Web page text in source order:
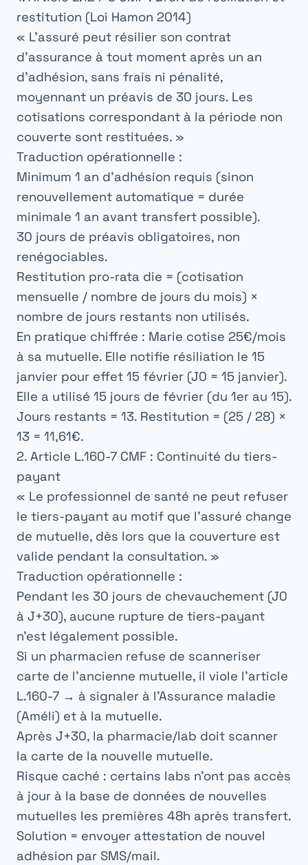
restitution (Loi Hamon 2014)
« L’assuré peut résilier son contrat
d’assurance à tout moment après un an
d’adhésion, sans frais ni pénalité,
moyennant un préavis de 30 jours. Les
cotisations correspondant à la période non
couverte sont restituées. »
Traduction opérationnelle :
Minimum 1 an d’adhésion requis (sinon
renouvellement automatique = durée
minimale 1 an avant transfert possible).
30 jours de préavis obligatoires, non
renégociables.
Restitution pro-rata die = (cotisation
mensuelle / nombre de jours du mois) ×
nombre de jours restants non utilisés.
En pratique chiffrée : Marie cotise 25€/mois
à sa mutuelle. Elle notifie résiliation le 15
janvier pour effet 15 février (J0 = 15 janvier).
Elle a utilisé 15 jours de février (du 1er au 15).
Jours restants = 13. Restitution = (25 / 28) ×
13 = 11,61€.
2. Article L.160-7 CMF : Continuité du tiers-
payant
« Le professionnel de santé ne peut refuser
le tiers-payant au motif que l’assuré change
de mutuelle, dès lors que la couverture est
valide pendant la consultation. »
Traduction opérationnelle :
Pendant les 30 jours de chevauchement (J0
à J+30), aucune rupture de tiers-payant
n’est légalement possible.
Si un pharmacien refuse de scanneriser
carte de l’ancienne mutuelle, il viole l’article
L.160-7 → à signaler à l’Assurance maladie
(Améli) et à la mutuelle.
Après J+30, la pharmacie/lab doit scanner
la carte de la nouvelle mutuelle.
Risque caché : certains labs n’ont pas accès
à jour à la base de données de nouvelles
mutuelles les premières 48h après transfert.
Solution = envoyer attestation de nouvel
adhésion par SMS/mail.